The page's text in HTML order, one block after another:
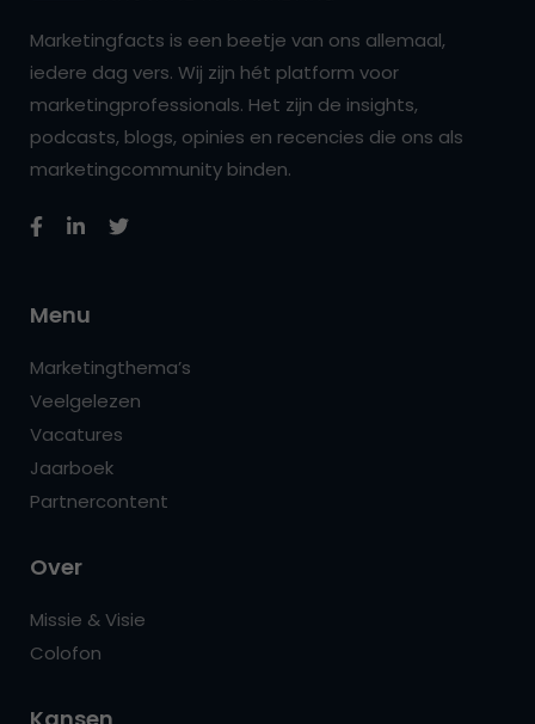
Marketingfacts is een beetje van ons allemaal,
iedere dag vers. Wij zijn hét platform voor
marketingprofessionals. Het zijn de insights,
podcasts, blogs, opinies en recencies die ons als
marketingcommunity binden.
Menu
Marketingthema’s
Veelgelezen
Vacatures
Jaarboek
Partnercontent
Over
Missie & Visie
Colofon